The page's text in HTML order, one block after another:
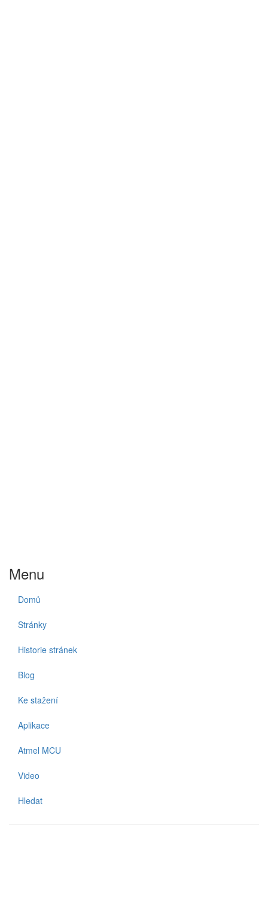
Menu
Domů
Stránky
Historie stránek
Blog
Ke stažení
Aplikace
Atmel MCU
Video
Hledat